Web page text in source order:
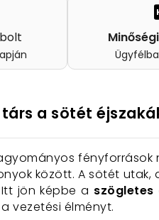
bolt Minőségi
a sötét
között. A sötét utak,
jön képbe a szögletes
vezetési élményt.